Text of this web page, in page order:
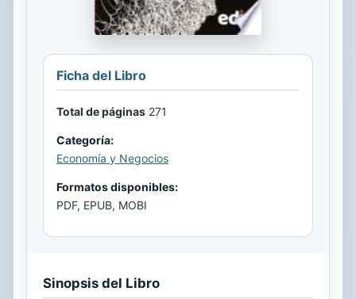
Ficha del Libro
Total de páginas 271
Categoría:
Economía y Negocios
Formatos disponibles:
PDF, EPUB, MOBI
Sinopsis del Libro